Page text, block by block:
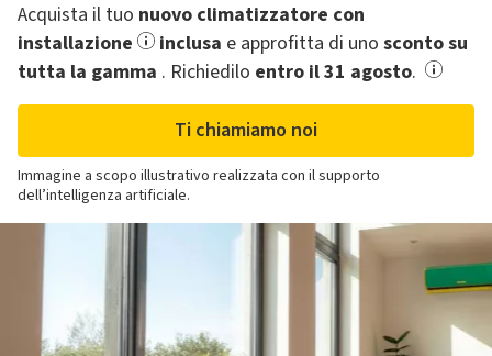
Acquista il tuo nuovo climatizzatore con
installazione
inclusa e approfitta di uno sconto su
tutta la gamma .​ Richiedilo entro il 31 agosto.
Ti chiamiamo noi
Immagine a scopo illustrativo realizzata con il supporto
dell’intelligenza artificiale.